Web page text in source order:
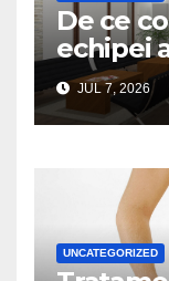
De ce
echipei
birou
JUL 7, 2026
UNCATEGORIZED